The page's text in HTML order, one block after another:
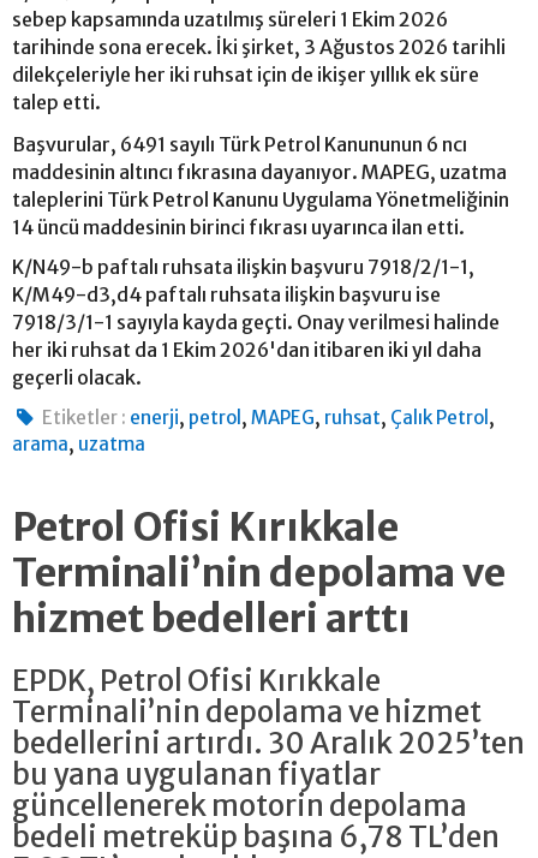
sebep kapsamında uzatılmış süreleri 1 Ekim 2026
tarihinde sona erecek. İki şirket, 3 Ağustos 2026 tarihli
dilekçeleriyle her iki ruhsat için de ikişer yıllık ek süre
talep etti.
Başvurular, 6491 sayılı Türk Petrol Kanununun 6 ncı
maddesinin altıncı fıkrasına dayanıyor. MAPEG, uzatma
taleplerini Türk Petrol Kanunu Uygulama Yönetmeliğinin
14 üncü maddesinin birinci fıkrası uyarınca ilan etti.
K/N49-b paftalı ruhsata ilişkin başvuru 7918/2/1-1,
K/M49-d3,d4 paftalı ruhsata ilişkin başvuru ise
7918/3/1-1 sayıyla kayda geçti. Onay verilmesi halinde
her iki ruhsat da 1 Ekim 2026'dan itibaren iki yıl daha
geçerli olacak.
Etiketler : enerji, petrol ,MAPEG, ruhsat, Çalık Petrol ,
arama, uzatma
Petrol Ofisi Kırıkkale
Terminali’nin depolama ve
hizmet bedelleri arttı
EPDK, Petrol Ofisi Kırıkkale
Terminali’nin depolama ve hizmet
bedellerini artırdı. 30 Aralık 2025’ten
bu yana uygulanan fiyatlar
güncellenerek motorin depolama
bedeli metreküp başına 6,78 TL’den